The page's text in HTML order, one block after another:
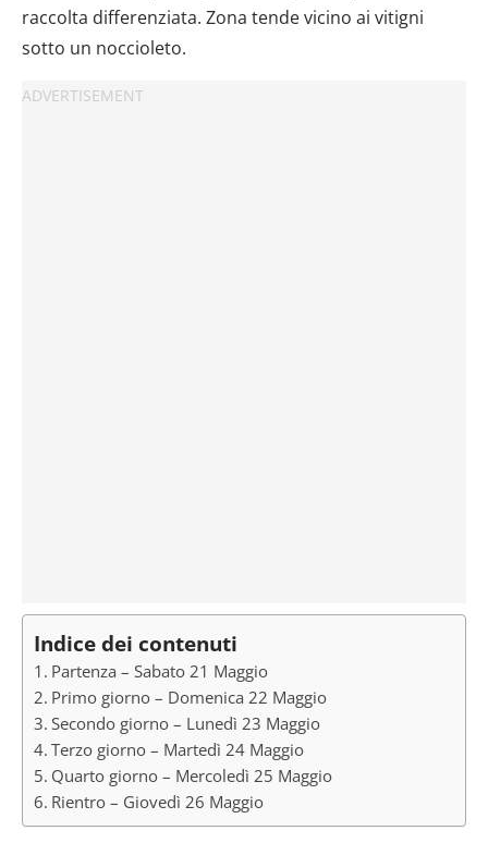
raccolta differenziata. Zona tende vicino ai vitigni
sotto un noccioleto.
Indice dei contenuti
Partenza – Sabato 21 Maggio
Primo giorno – Domenica 22 Maggio
Secondo giorno – Lunedì 23 Maggio
Terzo giorno – Martedì 24 Maggio
Quarto giorno – Mercoledì 25 Maggio
Rientro – Giovedì 26 Maggio